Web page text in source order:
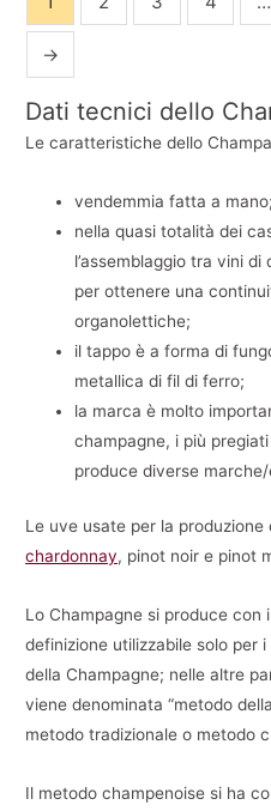
→
Dati tecnici dello
Le caratteristiche dello
vendemmia fatta a mano;
nella quasi totalità dei
l’assemblaggio tra vini
per ottenere una
organolettiche;
il tappo è a forma di
metallica di fil di ferro;
la marca è molto
champagne, i più
produce diverse
Le uve usate per la produzione
chardonnay, pinot noir e pinot
Lo Champagne si produce con
definizione utilizzabile solo per
della Champagne; nelle altre
viene denominata “metodo
metodo tradizionale o metodo
Il metodo champenoise si ha